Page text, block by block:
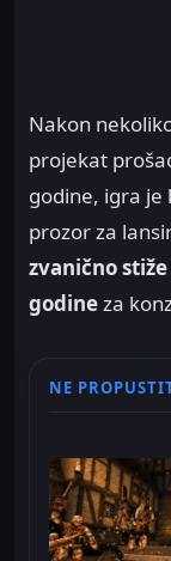
Nakon
projekat
godine, igra je
prozor za
zvanično
godineza
NE